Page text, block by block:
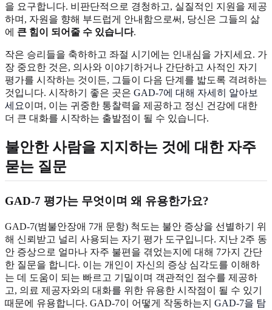
을 요구합니다. 비판단적으로 경청하고, 실질적인 지원을 제공
하며, 자원을 향해 부드럽게 안내함으로써, 당신은 그들의 삶
에 큰 힘이 되어줄 수 있습니다.
작은 승리들을 축하하고 좌절 시기에는 인내심을 가지세요. 가
장 중요한 것은, 의사와 이야기하거나 간단하고 사적인 자기
평가를 시작하는 것이든, 그들이 다음 단계를 밟도록 격려하는
것입니다. 시작하기 좋은 곳은 GAD-7에 대해 자세히 알아보
세요이며, 이는 귀중한 통찰력을 제공하고 정신 건강에 대한
더 큰 대화를 시작하는 출발점이 될 수 있습니다.
불안한 사람을 지지하는 것에 대한 자주
묻는 질문
GAD-7 평가는 무엇이며 왜 유용한가요?
GAD-7(범불안장애 7개 문항) 척도는 불안 증상을 선별하기 위
해 신뢰받고 널리 사용되는 자기 평가 도구입니다. 지난 2주 동
안 증상으로 얼마나 자주 불편을 겪었는지에 대해 7가지 간단
한 질문을 합니다. 이는 개인이 자신의 증상 심각도를 이해하
는 데 도움이 되는 빠르고 기밀이며 객관적인 점수를 제공하
고, 의료 제공자와의 대화를 위한 유용한 시작점이 될 수 있기
때문에 유용합니다. GAD-7이 어떻게 작동하는지 GAD-7을 탐